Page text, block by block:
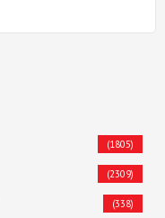
(1805)
(2309)
(338)